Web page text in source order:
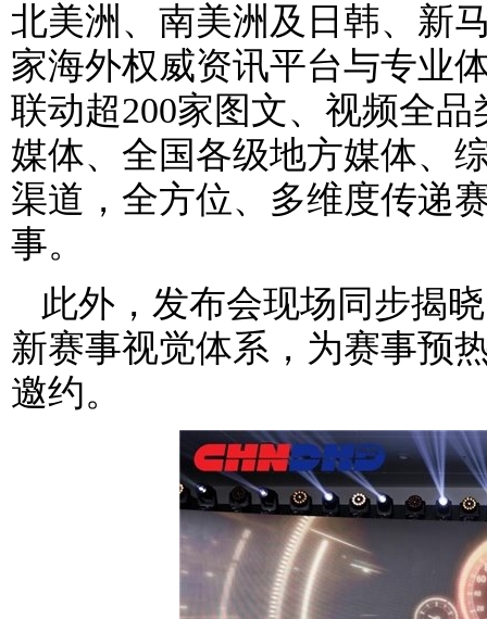
北美洲、南美洲及日韩、新
家海外权威资讯平台与专业
联动超200家图文、视频全
媒体、全国各级地方媒体、
渠道，全方位、多维度传递
事。
此外，发布会现场同步揭
新赛事视觉体系，为赛事预
邀约。